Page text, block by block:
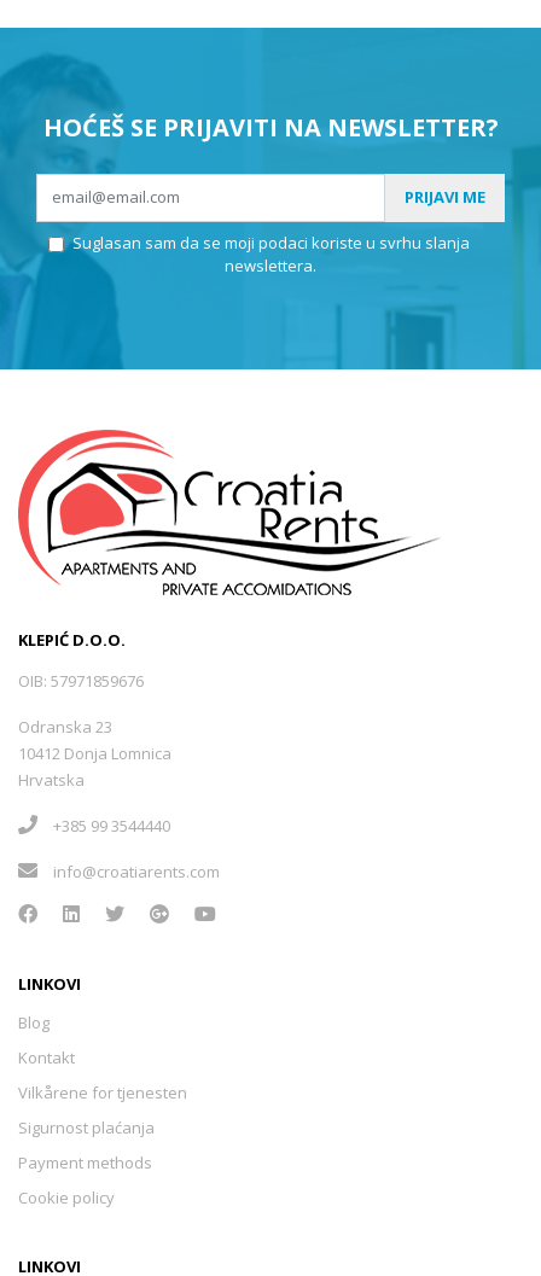
Lokva Rogoznica(0)
Makarska
Mimice
Pisak(1)
Podaca(0)
Poljica(0)
Promajna(0)
Seget Donji
Sevid(3)
HOĆEŠ SE PRIJAVITI NA NEWSLETTER?
PRIJAVI ME
Suglasan sam da se moji podaci koriste u svrhu slanja
newslettera.
KLEPIĆ D.O.O.
OIB: 57971859676
Odranska 23
10412 Donja Lomnica
Hrvatska
+385 99 3544440
info@croatiarents.com
LINKOVI
Blog
Kontakt
Vilkårene for tjenesten
Sigurnost plaćanja
Payment methods
Cookie policy
LINKOVI